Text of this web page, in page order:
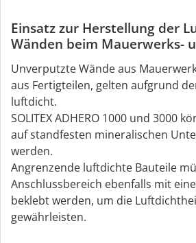
Einsatz zur Herstellung der
Wänden beim Mauerwerks-
Unverputzte Wände aus
aus Fertigteilen, gelten aufgrund
luftdicht.
SOLITEX ADHERO 1000 und 3000
auf standfesten mineralischen
werden.
Angrenzende luftdichte Bauteile
Anschlussbereich ebenfalls mit
beklebt werden, um die
gewährleisten.